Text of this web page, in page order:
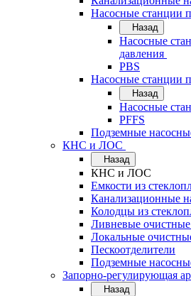
Насосные станции
Назад
Насосные
давления
PBS
Насосные станции
Назад
Насосные
PFFS
Подземные
КНС и ЛОС
Назад
КНС и ЛОС
Емкости из
Канализационные
Колодцы из
Ливневые
Локальные
Пескоотделители
Подземные
Запорно-регулирующая
Назад